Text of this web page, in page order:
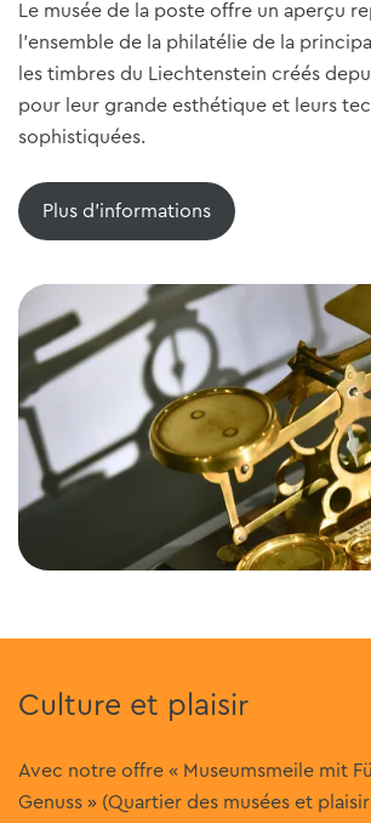
Le musée de la poste offre un aperçu
l'ensemble de la philatélie de la
les timbres du Liechtenstein créés
pour leur grande esthétique et leurs
sophistiquées.
Plus d'informations
Culture et plaisir
Avec notre offre « Museumsmeile mit
Genuss » (Quartier des musées et